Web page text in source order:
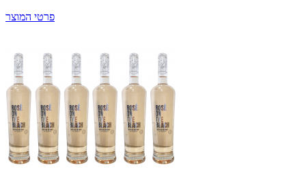
פרטי המוצר